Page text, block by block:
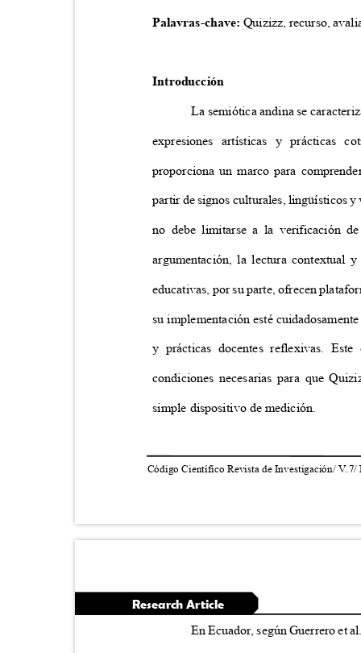
Palavras-chave:Quizizz, recurso,
Introducción
La semiótica andina se
expresiones artísticas y prácticas
proporciona un marco para
partir de signos culturales, lingüísticos
no debe limitarse a la verificación
argumentación, la lectura contextual
educativas, por su parte, ofrecen
su implementación esté
y prácticas docentes reflexivas.
condiciones necesarias para que
simple dispositivo de medición.
Código Científico Revista de Investigación/
Research Article
En Ecuador, según Guerrero et